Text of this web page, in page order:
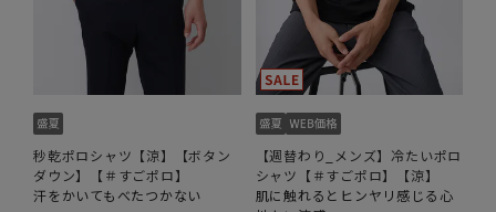
秒乾ポロシャツ【涼】【ボタン
ダウン】【＃すごポロ】
汗をかいてもべたつかない
【週替わり_メンズ】冷たいポロ
シャツ【＃すごポロ】【涼】
肌に触れるとヒンヤリ感じる心